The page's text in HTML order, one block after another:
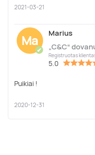
2021-03-21
Ma
✔
Marius
„C&C“
Registruotas
5.0
Puikiai !
2020-12-31